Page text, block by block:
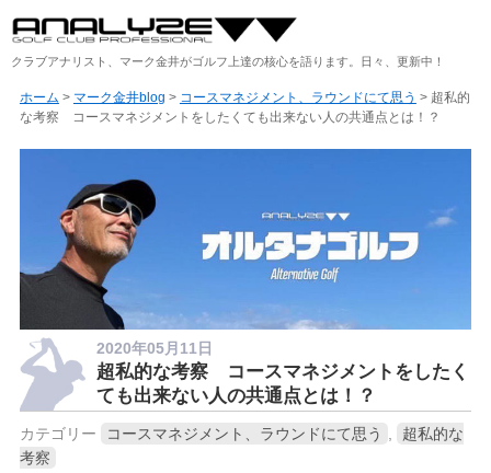
クラブアナリスト、マーク金井がゴルフ上達の核心を語ります。日々、更新中！
ホーム > マーク金井blog > コースマネジメント、ラウンドにて思う > 超私的
な考察 コースマネジメントをしたくても出来ない人の共通点とは！？
2020年05月11日
超私的な考察 コースマネジメントをしたく
ても出来ない人の共通点とは！？
カテゴリー コースマネジメント、ラウンドにて思う
超私的な
考察